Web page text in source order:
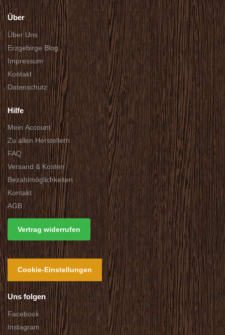
Über
Über Uns
Erzgebirge Blog
Impressum
Kontakt
Datenschutz
Hilfe
Mein Account
Zu allen Herstellern
FAQ
Versand & Kosten
Bezahlmöglichkeiten
Kontakt
AGB
Vertrag widerrufen
Cookie-Einstellungen
Uns folgen
Facebook
Instagram